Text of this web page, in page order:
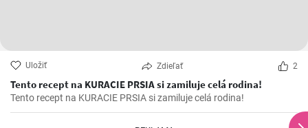
Uložiť Zdieľať 2
Tento recept na KURACIE PRSIA si zamiluje celá rodina!
Tento recept na KURACIE PRSIA si zamiluje celá rodina!